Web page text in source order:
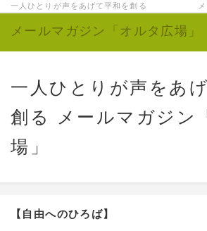
一人ひとりが声をあげて平和を創る メー
メールマガジン「オルタ広場」
一人ひとりが声をあ
創る メールマガジン
場」
【自由へのひろば】